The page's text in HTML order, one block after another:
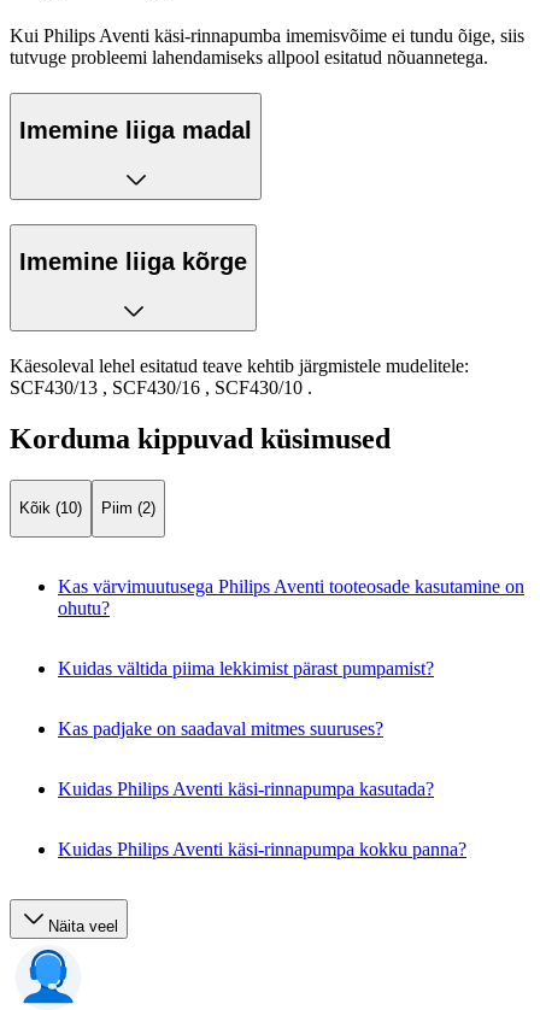
Kui Philips Aventi käsi-rinnapumba imemisvõime ei tundu õige, siis
tutvuge probleemi lahendamiseks allpool esitatud nõuannetega.
Imemine liiga madal
Imemine liiga kõrge
Käesoleval lehel esitatud teave kehtib järgmistele mudelitele:
SCF430/13 , SCF430/16 , SCF430/10 .
Korduma kippuvad küsimused
Kõik (10) Piim (2)
Kas värvimuutusega Philips Aventi tooteosade kasutamine on
ohutu?
Kuidas vältida piima lekkimist pärast pumpamist?
Kas padjake on saadaval mitmes suuruses?
Kuidas Philips Aventi käsi-rinnapumpa kasutada?
Kuidas Philips Aventi käsi-rinnapumpa kokku panna?
Näita veel